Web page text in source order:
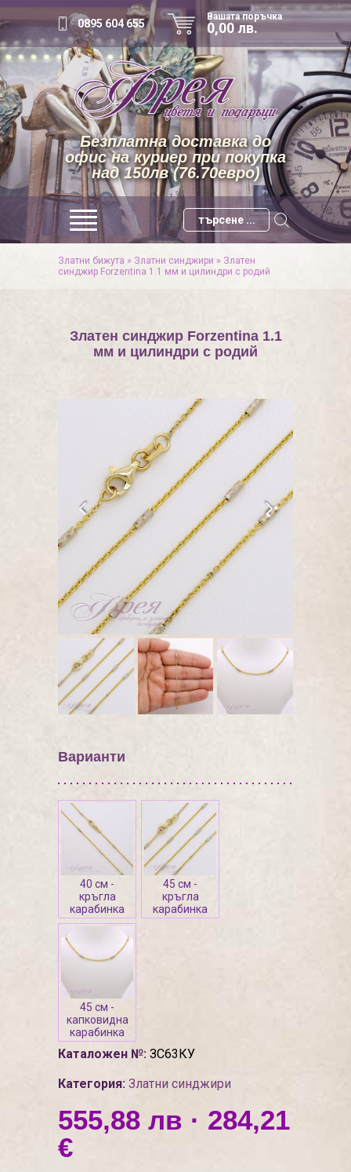
0895 604 655
Вашата поръчка
0,00 лв.
Безплатна доставка до
офис на куриер при покупка
над 150лв (76.70евро)
Златни бижута » Златни синджири » Златен
синджир Forzentina 1.1 мм и цилиндри с родий
Златен синджир Forzentina 1.1
мм и цилиндри с родий
Варианти
40 см -
кръгла
карабинка
45 см -
кръгла
карабинка
45 см -
капковидна
карабинка
Каталожен №: ЗС63КУ
Категория: Златни синджири
555,88 лв · 284,21
€